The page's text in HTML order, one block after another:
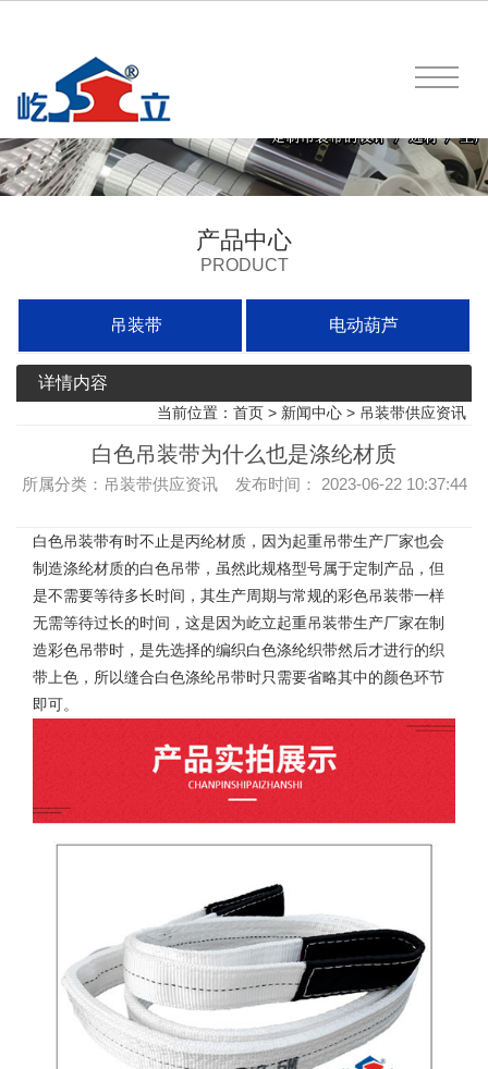
产品中心
PRODUCT
吊装带 电动葫芦
详情内容
当前位置： 首页 > 新闻中心 > 吊装带供应资讯
白色吊装带为什么也是涤纶材质
所属分类：吊装带供应资讯 发布时间： 2023-06-22 10:37:44
白色吊装带有时不止是丙纶材质，因为起重吊带生产厂家也会
制造涤纶材质的白色吊带，虽然此规格型号属于定制产品，但
是不需要等待多长时间，其生产周期与常规的彩色吊装带一样
无需等待过长的时间，这是因为屹立起重吊装带生产厂家在制
造彩色吊带时，是先选择的编织白色涤纶织带然后才进行的织
带上色，所以缝合白色涤纶吊带时只需要省略其中的颜色环节
即可。